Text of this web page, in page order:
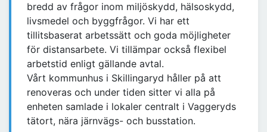
bredd av frågor inom miljöskydd, hälsoskydd,
livsmedel och byggfrågor. Vi har ett
tillitsbaserat arbetssätt och goda möjligheter
för distansarbete. Vi tillämpar också flexibel
arbetstid enligt gällande avtal.
Vårt kommunhus i Skillingaryd håller på att
renoveras och under tiden sitter vi alla på
enheten samlade i lokaler centralt i Vaggeryds
tätort, nära järnvägs- och busstation.